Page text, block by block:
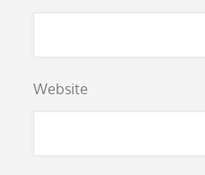
Website